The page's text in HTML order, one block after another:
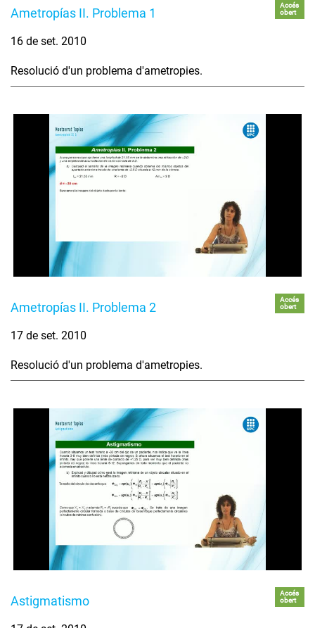
Ametropías II. Problema 1
Accés
obert
16 de set. 2010
Resolució d'un problema d'ametropies.
Ametropías II. Problema 2
Accés
obert
17 de set. 2010
Resolució d'un problema d'ametropies.
Astigmatismo
Accés
obert